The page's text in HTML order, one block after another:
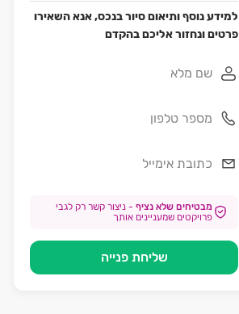
למידע נוסף ותיאום סיור בנכס, אנא השאירו
פרטים ונחזור אליכם בהקדם
מבטיחים שלא נציף - ניצור קשר רק לגבי
פרויקטים שמעניינים אותך
שליחת פנייה